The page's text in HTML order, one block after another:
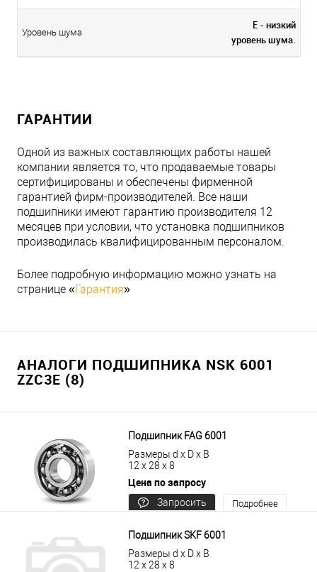
Уровень шума
E - низкий
уровень шума.
ГАРАНТИИ
Одной из важных составляющих работы нашей
компании является то, что продаваемые товары
сертифицированы и обеспечены фирменной
гарантией фирм-производителей. Все наши
подшипники имеют гарантию производителя 12
месяцев при условии, что установка подшипников
производилась квалифицированным персоналом.
Более подробную информацию можно узнать на
странице «Гарантия»
АНАЛОГИ ПОДШИПНИКА NSK 6001
ZZC3E (8)
Подшипник FAG 6001
Размеры d x D x B
12 x 28 x 8
Цена по запросу
Запросить
Подробнее
Подшипник SKF 6001
Размеры d x D x B
12 x 28 x 8